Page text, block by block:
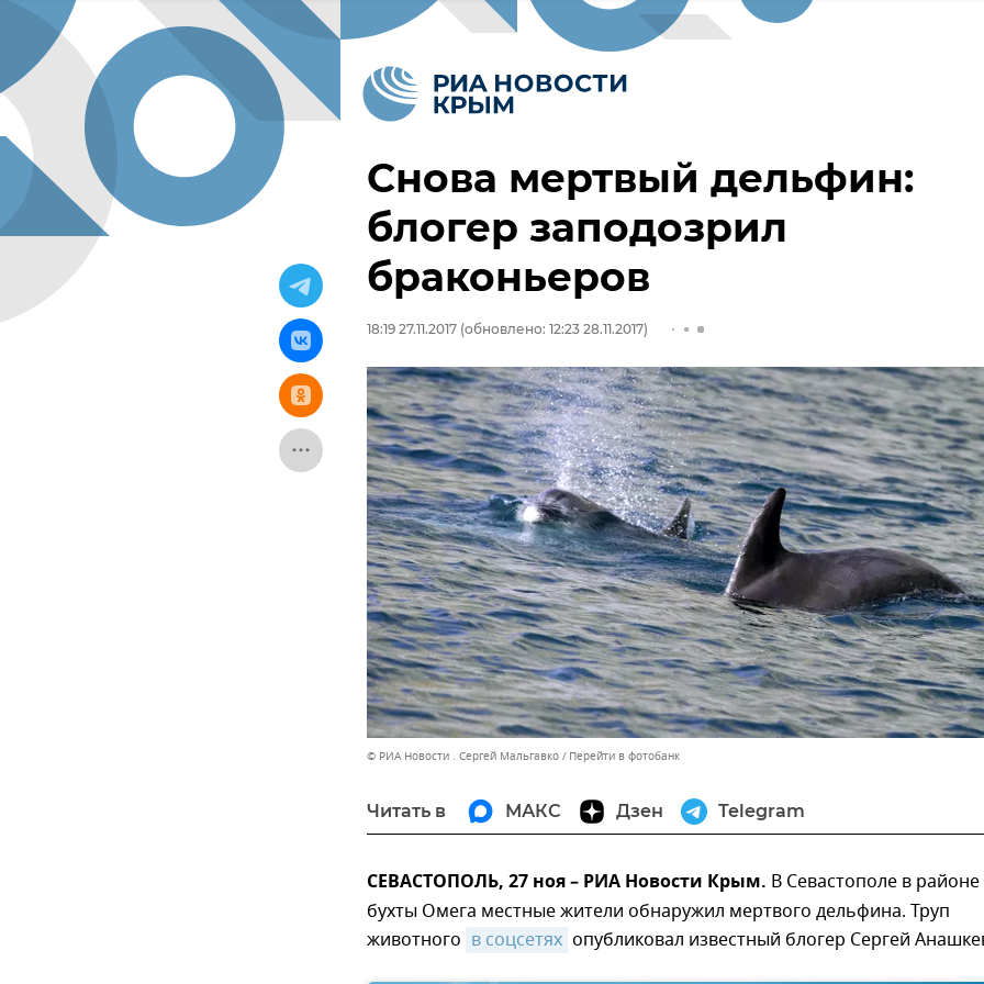
Снова мертвый дельфин:
блогер заподозрил
браконьеров
18:19 27.11.2017 (обновлено: 12:23 28.11.2017)
© РИА Новости . Сергей Мальгавко Перейти в фотобанк
Читать в МАКС Дзен Telegram
СЕВАСТОПОЛЬ, 27 ноя – РИА Новости Крым. В Севастополе в районе
бухты Омега местные жители обнаружил мертвого дельфина. Труп
животного в соцсетях опубликовал известный блогер Сергей